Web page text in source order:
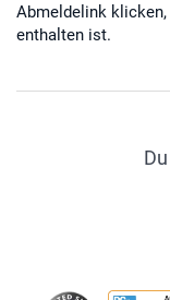
Abmeldelink
enthalten ist.